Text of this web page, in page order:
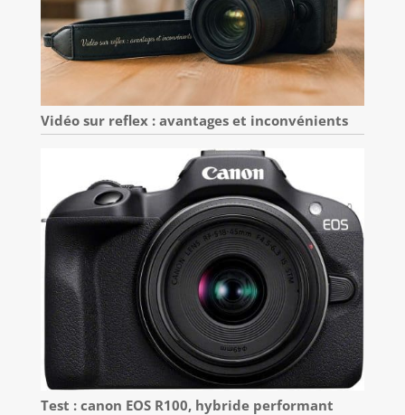
Vidéo sur reflex : avantages et inconvénients
Test : canon EOS R100, hybride performant